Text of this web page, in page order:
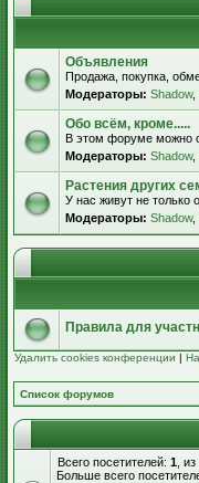
Объявления
Продажа, покупка,
Модераторы: Shadow,
Обо всём, кроме.....
В этом форуме можно
Модераторы: Shadow,
Растения других
У нас живут не только
Модераторы: Shadow,
Правила для
Удалить cookies конференции |
Список форумов
Всего посетителей: 1 ,
Больше всего